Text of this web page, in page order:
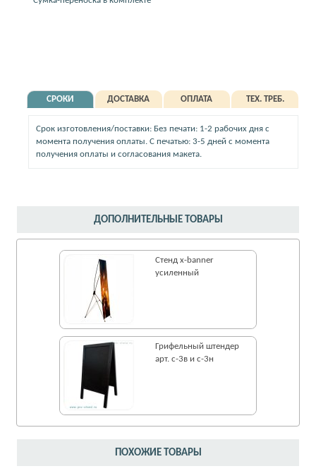
СРОКИ ДОСТАВКА ОПЛАТА ТЕХ. ТРЕБ.
Срок изготовления/поставки: Без печати: 1-2 рабочих дня с
момента получения оплаты. С печатью: 3-5 дней с момента
получения оплаты и согласования макета.
ПОХОЖИЕ ТОВАРЫ
ДОПОЛНИТЕЛЬНЫЕ ТОВАРЫ
Стенд x-banner
усиленный
Грифельный штендер
арт. с-3в и с-3н